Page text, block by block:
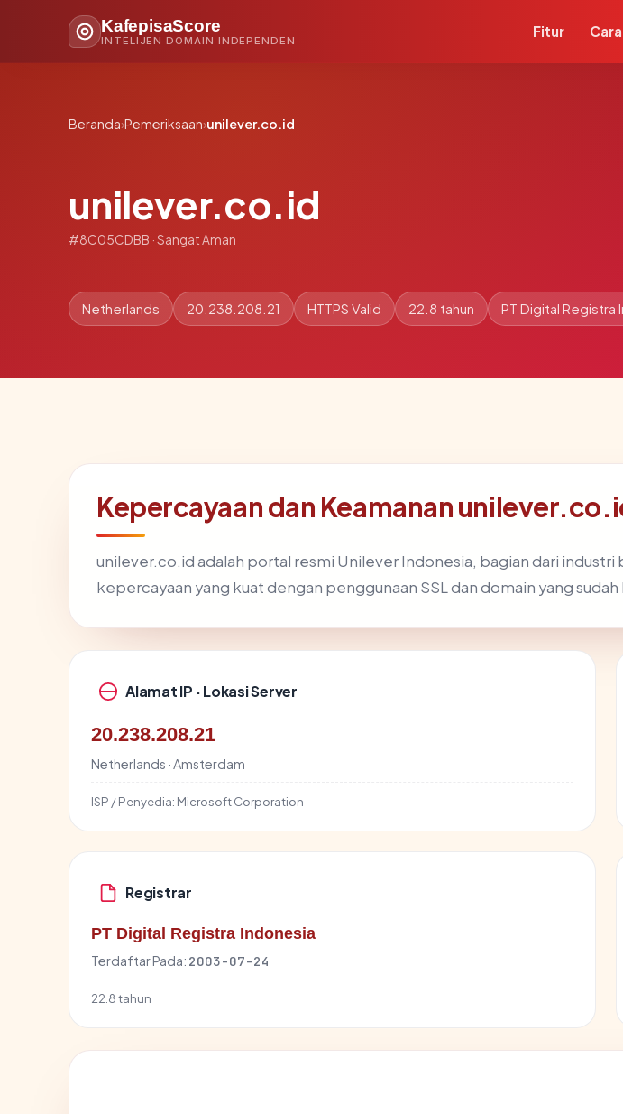
KafepisaScore
INTELIJEN DOMAIN INDEPENDEN
Fitur Cara
Beranda›Pemeriksaan›unilever.co.id
unilever.co.id
#8C05CDBB · Sangat Aman
Netherlands 20.238.208.21 HTTPS Valid 22.8 tahun PT Digital Registra
Kepercayaan dan Keamanan
unilever.co.id adalah portal resmi Unilever Indonesia, bagian dari
kepercayaan yang kuat dengan penggunaan SSL dan domain yang
Alamat IP · Lokasi Server
20.238.208.21
Netherlands · Amsterdam
ISP / Penyedia: Microsoft Corporation
Registrar
PT Digital Registra Indonesia
Terdaftar Pada: 2003-07-24
22.8 tahun